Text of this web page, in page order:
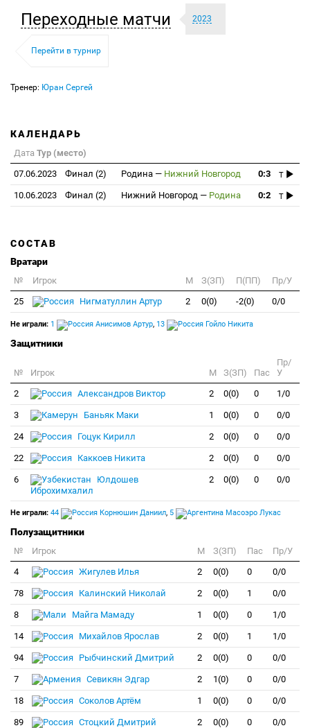
Переходные матчи 2023
Перейти в турнир
Тренер: Юран Сергей
КАЛЕНДАРЬ
Дата Тур (место)
07.06.2023
Финал (2) Родина — Нижний Новгород 0:3 T
10.06.2023 Финал (2) Нижний Новгород — Родина 0:2 T
СОСТАВ
Вратари
№ Игрок M З(ЗП) П(ПП)
Пр/У
25
Нигматуллин Артур 2 0(0) -2(0) 0/0
Не играли: 1 Анисимов Артур, 13 Гойло Никита
Защитники
№ Игрок M З(ЗП) Пас
Пр/
У
2
Александров Виктор 2 0(0) 0 1/0
3 Баньяк Маки 1 0(0) 0 0/0
24 Гоцук Кирилл 2 0(0) 0 0/0
22 Каккоев Никита 2 0(0) 0 0/0
6
Юлдошев
Иброхимхалил
2 0(0) 0 0/0
Не играли: 44 Корнюшин Даниил, 5 Масоэро Лукас
Полузащитники
№ Игрок M З(ЗП) Пас
Пр/У
4
Жигулев Илья 2 0(0) 0 0/0
78 Калинский Николай 2 0(0) 1 0/0
8 Майга Мамаду 1 0(0) 0 1/0
14 Михайлов Ярослав 2 0(0) 1 1/0
94 Рыбчинский Дмитрий 2 0(0) 0 0/0
7 Севикян Эдгар 2 1(0) 0 0/0
18 Соколов Артём 1 0(0) 0 0/0
89 Стоцкий Дмитрий 2 0(0) 0 0/0